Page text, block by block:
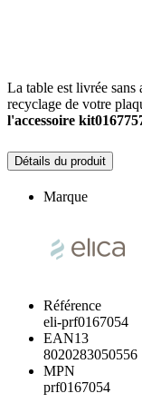
La table est livrée sans
recyclage de votre
l'accessoire
Détails du produit
Marque
Référence
eli-prf0167054
EAN13
8020283050556
MPN
prf0167054